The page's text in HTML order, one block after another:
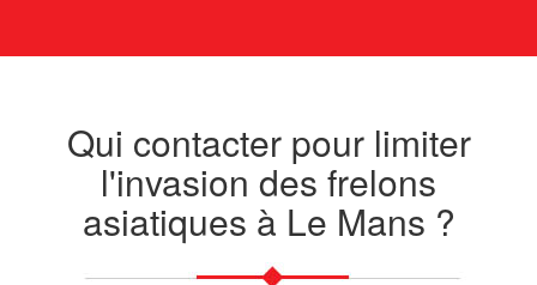
Qui contacter pour limiter
l'invasion des frelons
asiatiques à Le Mans ?